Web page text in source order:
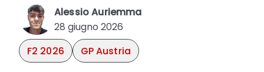
Alessio Auriemma
28 giugno 2026
F2 2026
GP Austria